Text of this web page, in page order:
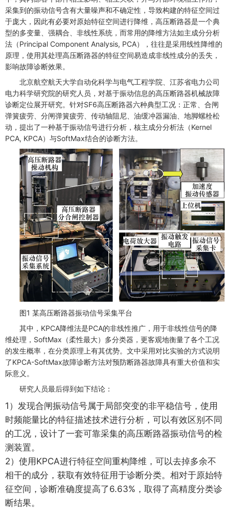
采集到的振动信号含有大量噪声和不确定性，导致构建的特征空间过
于庞大，因此有必要对原始特征空间进行降维，高压断路器是一个典
型的多变量、强耦合、非线性系统，而常用的降维方法如主成分分析
法（Principal Component Analysis, PCA），往往是采用线性降维的
原理，使用其处理高压断路器的特征空间易造成非线性成分的丢失，
影响故障诊断效果。
北京航空航天大学自动化科学与电气工程学院、江苏省电力公司
电力科学研究院的研究人员，对基于振动信息的高压断路器机械故障
诊断定位展开研究。针对SF6高压断路器六种典型工况：正常、合闸
弹簧疲劳、分闸弹簧疲劳、传动轴阻尼、油缓冲器漏油、地脚螺栓松
动，提出了一种基于振动信号进行分析，核主成分分析法（Kernel
PCA, KPCA）与SoftMax结合的诊断方法。
图1 某高压断路器振动信号采集平台
其中，KPCA降维法是PCA的非线性推广，用于非线性信号的降
维处理，SoftMax（柔性最大）多分类器，更客观地衡量了各个工况
的发生概率，在分类原理上有其优势。文中采用对比实验的方式说明
了KPCA-SoftMax故障诊断方法对预防断路器故障具有重大价值和实
际意义。
研究人员最后得到如下结论：
1）发现合闸振动信号属于局部突变的非平稳信号，使用
时频能量比的特征描述技术进行分析，可以有效区别不同
的工况，设计了一套可靠采集的高压断路器振动信号的检
测装置。
2）使用KPCA进行特征空间重构降维，可以去掉多余不
相干的成分，获取有效特征用于诊断分类。相对于原始特
征空间，诊断准确度提高了6.63%，取得了高精度分类诊
断结果。